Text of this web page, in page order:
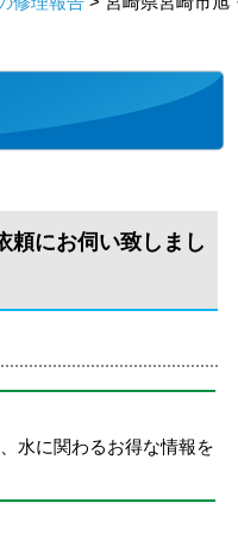
頼にお伺い致しまし
水に関わるお得な情報を